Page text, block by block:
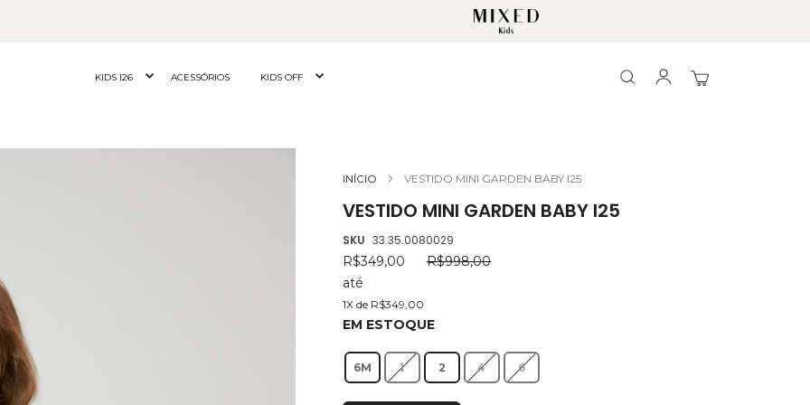
KIDS I26 ACESSÓRIOS KIDS OFF Search
Meu Carrinho
INÍCIO VESTIDO MINI GARDEN BABY I25
VESTIDO MINI GARDEN BABY I25
SKU 33.35.0080029
R$349,00
R$998,00
até
1X de R$349,00
EM ESTOQUE
6M 1 2 4 6